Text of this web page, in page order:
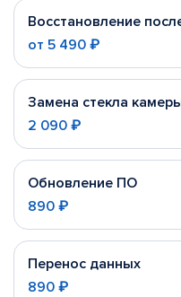
Восстановление
от 5 490 ₽
Замена стекла
2 090 ₽
Обновление ПО
890 ₽
Перенос данных
890 ₽